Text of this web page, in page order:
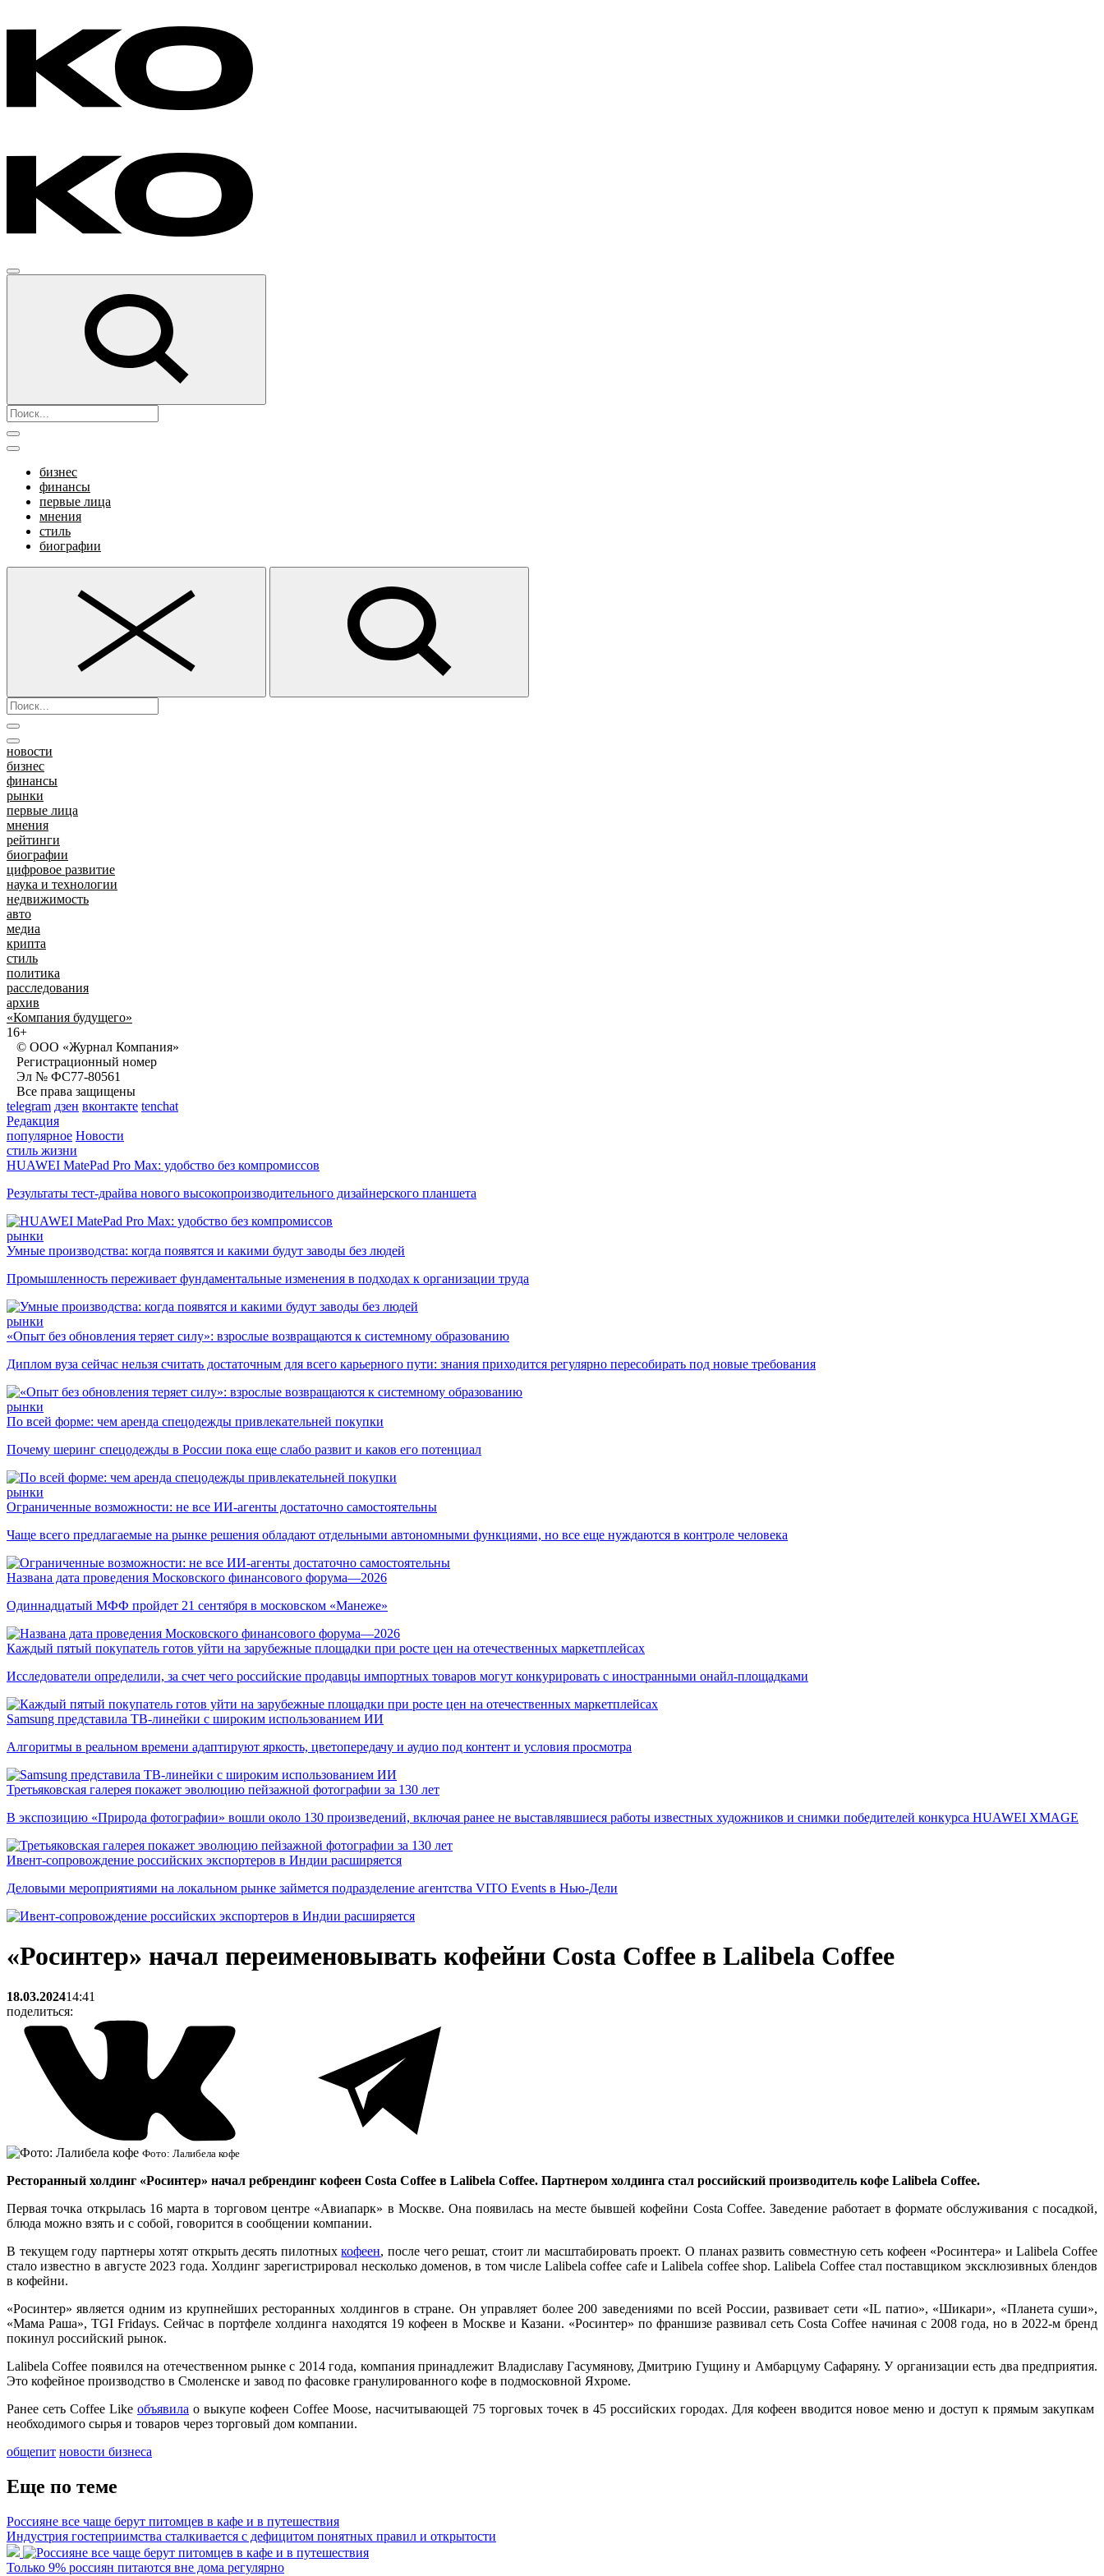
бизнес
финансы
первые лица
мнения
стиль
биографии
новости
бизнес
финансы
рынки
первые лица
мнения
рейтинги
биографии
цифровое развитие
наука и технологии
недвижимость
авто
медиа
крипта
стиль
политика
расследования
архив
«Компания будущего»
16+
© ООО «Журнал Компания»
Регистрационный номер
Эл № ФС77-80561
Все права защищены
telegram дзен вконтакте tenchat
Редакция
популярное Новости
стиль жизни
HUAWEI MatePad Pro Max: удобство без компромиссов
Результаты тест-драйва нового высокопроизводительного дизайнерского планшета
рынки
Умные производства: когда появятся и какими будут заводы без людей
Промышленность переживает фундаментальные изменения в подходах к организации труда
рынки
«Опыт без обновления теряет силу»: взрослые возвращаются к системному образованию
Диплом вуза сейчас нельзя считать достаточным для всего карьерного пути: знания приходится регулярно пересобирать под новые требования
рынки
По всей форме: чем аренда спецодежды привлекательней покупки
Почему шеринг спецодежды в России пока еще слабо развит и каков его потенциал
рынки
Ограниченные возможности: не все ИИ-агенты достаточно самостоятельны
Чаще всего предлагаемые на рынке решения обладают отдельными автономными функциями, но все еще нуждаются в контроле человека
Названа дата проведения Московского финансового форума—2026
Одиннадцатый МФФ пройдет 21 сентября в московском «Манеже»
Каждый пятый покупатель готов уйти на зарубежные площадки при росте цен на отечественных маркетплейсах
Исследователи определили, за счет чего российские продавцы импортных товаров могут конкурировать с иностранными онайл-площадками
Samsung представила ТВ-линейки с широким использованием ИИ
Алгоритмы в реальном времени адаптируют яркость, цветопередачу и аудио под контент и условия просмотра
Третьяковская галерея покажет эволюцию пейзажной фотографии за 130 лет
В экспозицию «Природа фотографии» вошли около 130 произведений, включая ранее не выставлявшиеся работы известных художников и снимки победителей конкурса HUAWEI XMAGE
Ивент-сопровождение российских экспортеров в Индии расширяется
Деловыми мероприятиями на локальном рынке займется подразделение агентства VITO Events в Нью-Дели
«Росинтер» начал переименовывать кофейни Costa Coffee в Lalibela Coffee
18.03.202414:41
поделиться:
Фото: Лалибела кофе
Ресторанный холдинг «Росинтер» начал ребрендинг кофеен Costa Coffee в Lalibela Coffee. Партнером холдинга стал российский производитель кофе Lalibela Coffee.
Первая точка открылась 16 марта в торговом центре «Авиапарк» в Москве. Она появилась на месте бывшей кофейни Costa Coffee. Заведение работает в формате обслуживания с посадкой,
блюда можно взять и с собой, говорится в сообщении компании.
В текущем году партнеры хотят открыть десять пилотныхкофеен, после чего решат, стоит ли масштабировать проект. О планах развить совместную сеть кофеен «Росинтера» и Lalibela Coffee
стало известно в августе 2023 года. Холдинг зарегистрировал несколько доменов, в том числе Lalibela coffee cafe и Lalibela coffee shop. Lalibela Coffee стал поставщиком эксклюзивных блендов
в кофейни.
«Росинтер» является одним из крупнейших ресторанных холдингов в стране. Он управляет более 200 заведениями по всей России, развивает сети «IL патио», «Шикари», «Планета суши»,
«Мама Раша», TGI Fridays. Сейчас в портфеле холдинга находятся 19 кофеен в Москве и Казани. «Росинтер» по франшизе развивал сеть Costa Coffee начиная с 2008 года, но в 2022-м бренд
покинул российский рынок.
Lalibela Coffee появился на отечественном рынке с 2014 года, компания принадлежит Владиславу Гасумянову, Дмитрию Гущину и Амбарцуму Сафаряну. У организации есть два предприятия.
Это кофейное производство в Смоленске и завод по фасовке гранулированного кофе в подмосковной Яхроме.
Ранее сеть Coffee Like объявила о выкупе кофеен Coffee Moose, насчитывающей 75 торговых точек в 45 российских городах. Для кофеен вводится новое меню и доступ к прямым закупкам
необходимого сырья и товаров через торговый дом компании.
общепит новости бизнеса
Еще по теме
Россияне все чаще берут питомцев в кафе и в путешествия
Индустрия гостеприимства сталкивается с дефицитом понятных правил и открытости
Только 9% россиян питаются вне дома регулярно